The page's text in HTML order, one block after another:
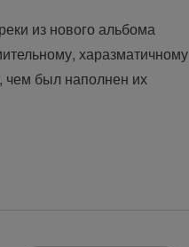
из нового альбома
харазматичному
чем был наполнен их